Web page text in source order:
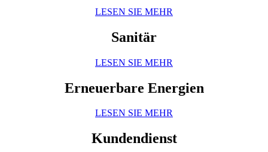
LESEN SIE MEHR
Sanitär
LESEN SIE MEHR
Erneuerbare Energien
LESEN SIE MEHR
Kundendienst